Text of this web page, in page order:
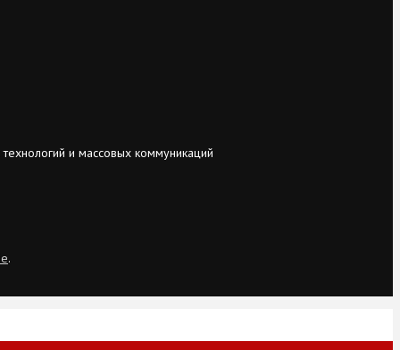
и массовых коммуникаций
.